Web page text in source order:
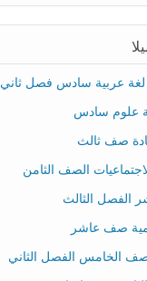
عربية سادس فصل ثاني
علوم سادس
صف ثالث
الصف الثامن
الفصل الثالث
صف عاشر
الخامس الفصل الثاني